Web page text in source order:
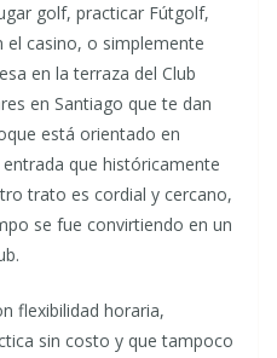
golf, practicar Fútgolf,
el casino, o simplemente
en la terraza del Club
en Santiago que te dan
está orientado en
que históricamente
trato es cordial y cercano,
se fue convirtiendo en un
flexibilidad horaria,
sin costo y que tampoco